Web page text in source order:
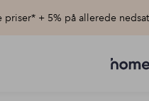
+ 5% på allerede
–